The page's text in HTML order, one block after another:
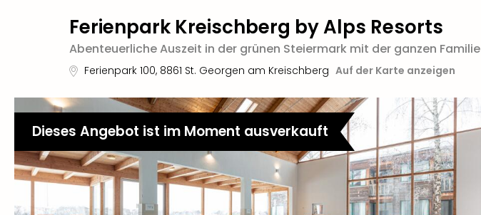
Ferienpark Kreischberg by Alps Resorts
Abenteuerliche Auszeit in der grünen Steiermark mit der ganzen Familie
Ferienpark 100, 8861 St. Georgen am Kreischberg Auf der Karte anzeigen
Dieses Angebot ist im Moment ausverkauft